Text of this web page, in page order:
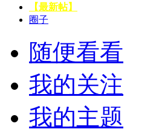
【最新帖】
圈子
随便看看
我的关注
我的主题